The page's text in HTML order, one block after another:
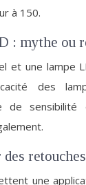
à 150.
: mythe ou
et une lampe
des
de sensibilité
une